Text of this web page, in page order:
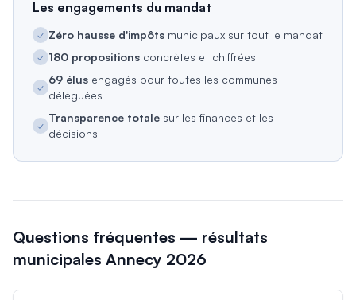
Les engagements du mandat
✓ Zéro hausse d'impôts municipaux sur tout le mandat
✓ 180 propositions concrètes et chiffrées
✓
69 élus engagés pour toutes les communes
déléguées
✓
Transparence totale sur les finances et les
décisions
Questions fréquentes — résultats
municipales Annecy 2026